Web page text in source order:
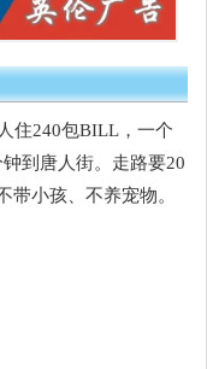
住240包BILL，一个
到唐人街。走路要20
带小孩、不养宠物。